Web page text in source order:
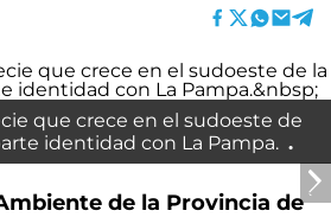
que crece en el sudoeste de
identidad con La Pampa.
de la Provincia de